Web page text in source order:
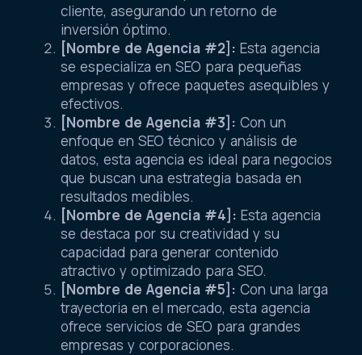
cliente, asegurando un retorno de
inversión óptimo.
[Nombre de Agencia #2]: Esta agencia
se especializa en SEO para pequeñas
empresas y ofrece paquetes asequibles y
efectivos.
[Nombre de Agencia #3]: Con un
enfoque en SEO técnico y análisis de
datos, esta agencia es ideal para negocios
que buscan una estrategia basada en
resultados medibles.
[Nombre de Agencia #4]: Esta agencia
se destaca por su creatividad y su
capacidad para generar contenido
atractivo y optimizado para SEO.
[Nombre de Agencia #5]: Con una larga
trayectoria en el mercado, esta agencia
ofrece servicios de SEO para grandes
empresas y corporaciones.